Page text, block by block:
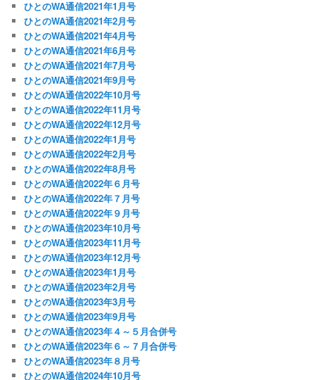
ひとのWA通信2021年1月号
ひとのWA通信2021年2月号
ひとのWA通信2021年4月号
ひとのWA通信2021年6月号
ひとのWA通信2021年7月号
ひとのWA通信2021年9月号
ひとのWA通信2022年10月号
ひとのWA通信2022年11月号
ひとのWA通信2022年12月号
ひとのWA通信2022年1月号
ひとのWA通信2022年2月号
ひとのWA通信2022年8月号
ひとのWA通信2022年６月号
ひとのWA通信2022年７月号
ひとのWA通信2022年９月号
ひとのWA通信2023年10月号
ひとのWA通信2023年11月号
ひとのWA通信2023年12月号
ひとのWA通信2023年1月号
ひとのWA通信2023年2月号
ひとのWA通信2023年3月号
ひとのWA通信2023年9月号
ひとのWA通信2023年４～５月合併号
ひとのWA通信2023年６～７月合併号
ひとのWA通信2023年８月号
ひとのWA通信2024年10月号